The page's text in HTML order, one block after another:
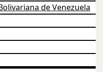
de Venezuela